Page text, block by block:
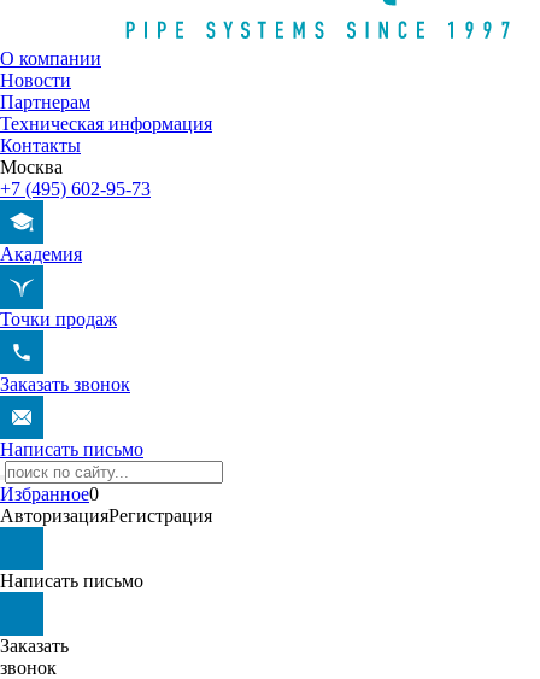
О компании
Новости
Партнерам
Техническая информация
Контакты
Москва
+7 (495) 602-95-73
Академия
Точки продаж
Заказать звонок
Написать письмо
Избранное0
АвторизацияРегистрация
Написать письмо
Заказать
звонок